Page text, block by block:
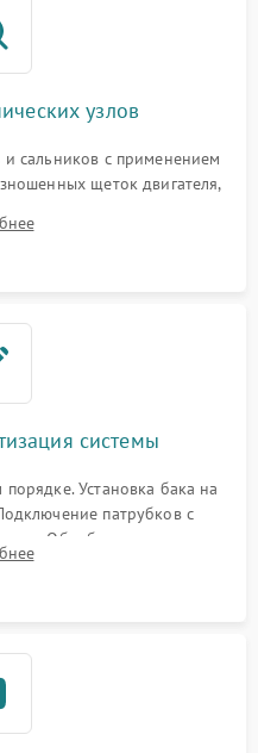
узлов
сальников с применением
щеток двигателя,
манжеты.
системы
Установка бака на
патрубков с
Обработка стыков
возможных протечек воды.